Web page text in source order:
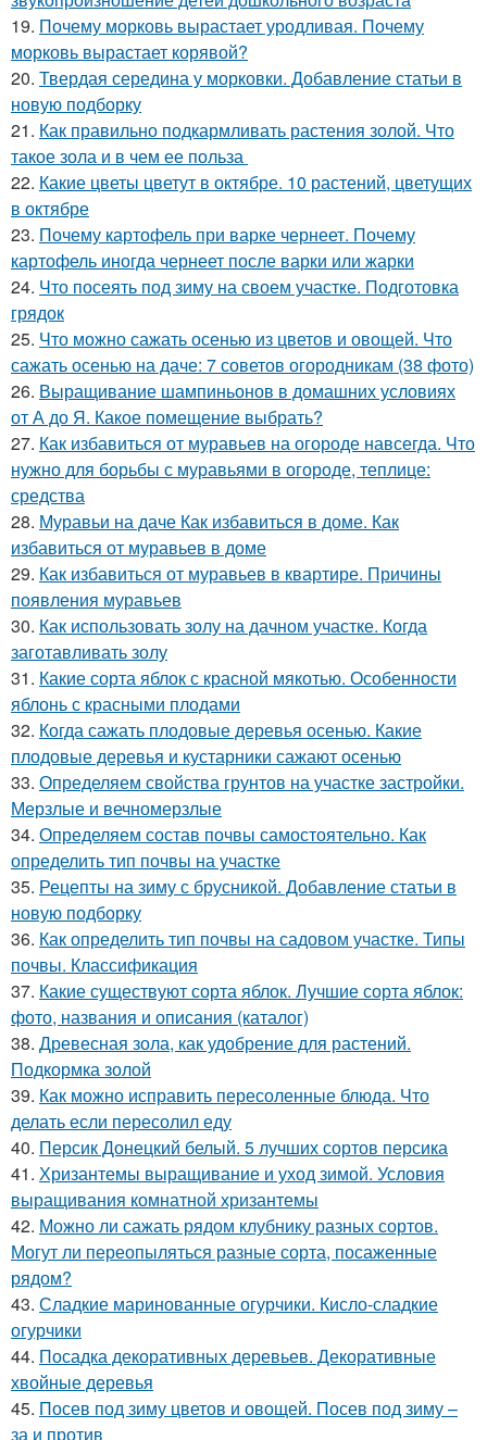
19. Почему морковь вырастает уродливая. Почему
морковь вырастает корявой?
20. Твердая середина у морковки. Добавление статьи в
новую подборку
21. Как правильно подкармливать растения золой. Что
такое зола и в чем ее польза
22. Какие цветы цветут в октябре. 10 растений, цветущих
в октябре
23. Почему картофель при варке чернеет. Почему
картофель иногда чернеет после варки или жарки
24. Что посеять под зиму на своем участке. Подготовка
грядок
25. Что можно сажать осенью из цветов и овощей. Что
сажать осенью на даче: 7 советов огородникам (38 фото)
26. Выращивание шампиньонов в домашних условиях
от А до Я. Какое помещение выбрать?
27. Как избавиться от муравьев на огороде навсегда. Что
нужно для борьбы с муравьями в огороде, теплице:
средства
28. Муравьи на даче Как избавиться в доме. Как
избавиться от муравьев в доме
29. Как избавиться от муравьев в квартире. Причины
появления муравьев
30. Как использовать золу на дачном участке. Когда
заготавливать золу
31. Какие сорта яблок с красной мякотью. Особенности
яблонь с красными плодами
32. Когда сажать плодовые деревья осенью. Какие
плодовые деревья и кустарники сажают осенью
33. Определяем свойства грунтов на участке застройки.
Мерзлые и вечномерзлые
34. Определяем состав почвы самостоятельно. Как
определить тип почвы на участке
35. Рецепты на зиму с брусникой. Добавление статьи в
новую подборку
36. Как определить тип почвы на садовом участке. Типы
почвы. Классификация
37. Какие существуют сорта яблок. Лучшие сорта яблок:
фото, названия и описания (каталог)
38. Древесная зола, как удобрение для растений.
Подкормка золой
39. Как можно исправить пересоленные блюда. Что
делать если пересолил еду
40. Персик Донецкий белый. 5 лучших сортов персика
41. Хризантемы выращивание и уход зимой. Условия
выращивания комнатной хризантемы
42. Можно ли сажать рядом клубнику разных сортов.
Могут ли переопыляться разные сорта, посаженные
рядом?
43. Сладкие маринованные огурчики. Кисло-сладкие
огурчики
44. Посадка декоративных деревьев. Декоративные
хвойные деревья
45. Посев под зиму цветов и овощей. Посев под зиму –
за и против